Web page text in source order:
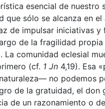
esencial de nuestro
sólo se alcanza en
de impulsar iniciativas
de la fragilidad
La comunidad eclesial
(cf. 1 Jn 4,19). Esa
no podemos
de la gratuidad, el don
de un razonamiento o